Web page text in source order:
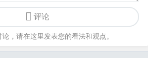
评论
，请在这里发表您的看法和观点。